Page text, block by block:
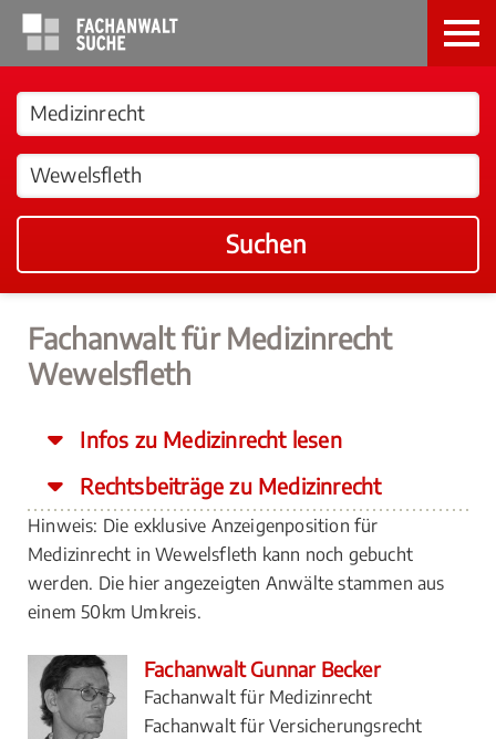
Suchen
Fachanwalt für Medizinrecht
Wewelsfleth
Infos zu Medizinrecht lesen
Rechtsbeiträge zu Medizinrecht
Hinweis: Die exklusive Anzeigenposition für
Medizinrecht in Wewelsfleth kann noch gebucht
werden. Die hier angezeigten Anwälte stammen aus
einem 50km Umkreis.
Fachanwalt Gunnar Becker
Fachanwalt für Medizinrecht
Fachanwalt für Versicherungsrecht